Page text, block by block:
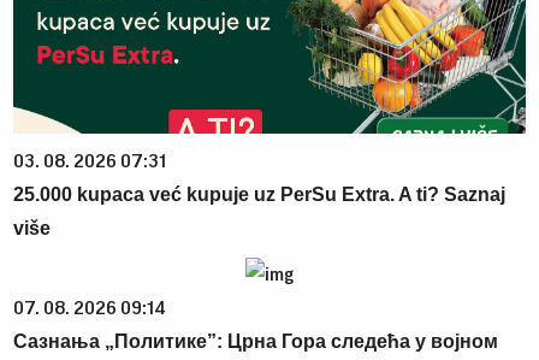
03. 08. 2026 07:31
25.000 kupaca već kupuje uz PerSu Extra. A ti? Saznaj
više
07. 08. 2026 09:14
Сазнања „Политике”: Црна Гора следећа у војном